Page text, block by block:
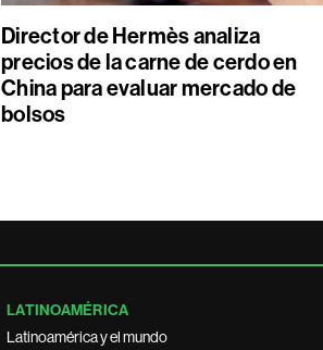
Director de Hermès analiza
precios de la carne de cerdo en
China para evaluar mercado de
bolsos
LATINOAMÉRICA
Latinoamérica y el mundo